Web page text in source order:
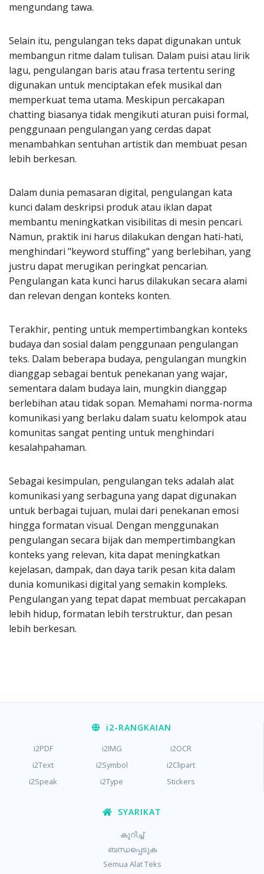
mengundang tawa.
Selain itu, pengulangan teks dapat digunakan untuk
membangun ritme dalam tulisan. Dalam puisi atau lirik
lagu, pengulangan baris atau frasa tertentu sering
digunakan untuk menciptakan efek musikal dan
memperkuat tema utama. Meskipun percakapan
chatting biasanya tidak mengikuti aturan puisi formal,
penggunaan pengulangan yang cerdas dapat
menambahkan sentuhan artistik dan membuat pesan
lebih berkesan.
Dalam dunia pemasaran digital, pengulangan kata
kunci dalam deskripsi produk atau iklan dapat
membantu meningkatkan visibilitas di mesin pencari.
Namun, praktik ini harus dilakukan dengan hati-hati,
menghindari "keyword stuffing" yang berlebihan, yang
justru dapat merugikan peringkat pencarian.
Pengulangan kata kunci harus dilakukan secara alami
dan relevan dengan konteks konten.
Terakhir, penting untuk mempertimbangkan konteks
budaya dan sosial dalam penggunaan pengulangan
teks. Dalam beberapa budaya, pengulangan mungkin
dianggap sebagai bentuk penekanan yang wajar,
sementara dalam budaya lain, mungkin dianggap
berlebihan atau tidak sopan. Memahami norma-norma
komunikasi yang berlaku dalam suatu kelompok atau
komunitas sangat penting untuk menghindari
kesalahpahaman.
Sebagai kesimpulan, pengulangan teks adalah alat
komunikasi yang serbaguna yang dapat digunakan
untuk berbagai tujuan, mulai dari penekanan emosi
hingga formatan visual. Dengan menggunakan
pengulangan secara bijak dan mempertimbangkan
konteks yang relevan, kita dapat meningkatkan
kejelasan, dampak, dan daya tarik pesan kita dalam
dunia komunikasi digital yang semakin kompleks.
Pengulangan yang tepat dapat membuat percakapan
lebih hidup, formatan lebih terstruktur, dan pesan
lebih berkesan.
i2-RANGKAIAN
i2PDF i2IMG
i2OCR
i2Text
i2Symbol
i2Clipart
i2Speak
i2Type Stickers
SYARIKAT
കുറിച്ച്
ബന്ധപ്പെടുക
Semua Alat Teks